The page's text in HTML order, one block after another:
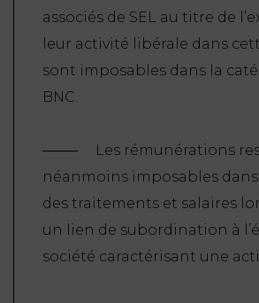
associés de SEL au titre de
leur activité libérale dans
sont imposables dans la
BNC.
Les rémunérations
néanmoins imposables
des traitements et salaires
un lien de subordination à
société caractérisant une